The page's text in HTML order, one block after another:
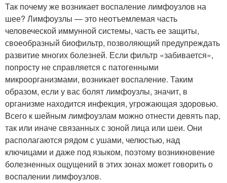
Так почему же возникает воспаление лимфоузлов на
шее? Лимфоузлы — это неотъемлемая часть
человеческой иммунной системы, часть ее защиты,
своеобразный биофильтр, позволяющий предупреждать
развитие многих болезней. Если фильтр «забивается»,
попросту не справляется с патогенными
микроорганизмами, возникает воспаление. Таким
образом, если у вас болят лимфоузлы, значит, в
организме находится инфекция, угрожающая здоровью.
Всего к шейным лимфоузлам можно отнести девять пар,
так или иначе связанных с зоной лица или шеи. Они
располагаются рядом с ушами, челюстью, над
ключицами и даже под языком, поэтому возникновение
болезненных ощущений в этих зонах может говорить о
воспалении лимфоузлов.